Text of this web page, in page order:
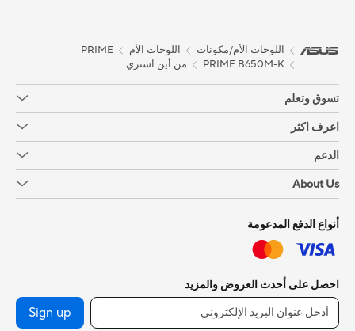
اللوحات الأم/مكونات اللوحات الأم
PRIME
PRIME B650M-K
من أين اشتري
تسوق وتعلم
اعرف اكثر
الدعم
About Us
أنواع الدفع المدعومة
احصل على أحدث العروض والمزيد
Sign up